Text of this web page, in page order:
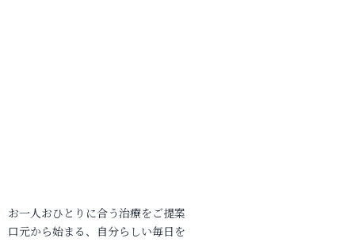
お一人おひとりに合う治療をご提案
口元から始まる、自分らしい毎日を